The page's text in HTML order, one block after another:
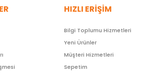
HIZLI ERİŞİM
Bilgi Toplumu Hizmetleri
Yeni Ürünler
Müşteri Hizmetleri
Sepetim